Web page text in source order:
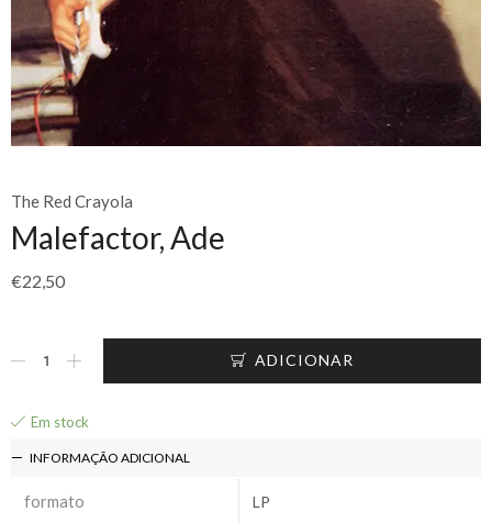
The Red Crayola
Malefactor, Ade
€22,50
ADICIONAR
Em stock
INFORMAÇÃO ADICIONAL
formato LP